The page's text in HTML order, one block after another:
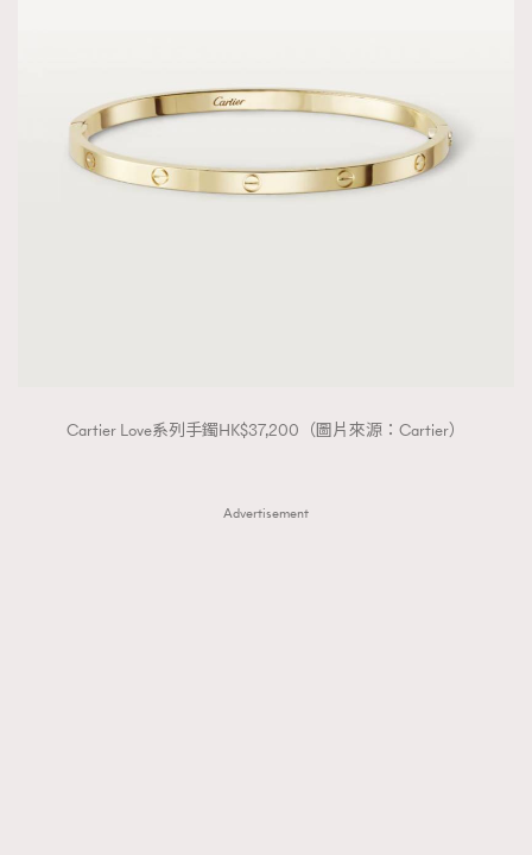
TRENDING
AFrenchMind
DressLikeAParisienne
EmpowerF
FashionWeek FigaroAesthetic
Cartier Love系列手鐲HK$37,200（圖片來源：Cartier）
Advertisement